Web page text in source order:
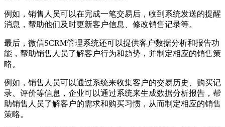
例如，销售人员可以在完成一笔交易后，收到系统发送的提醒
消息，帮助他们及时更新客户信息、修改销售记录等。
最后，微信SCRM管理系统还可以提供客户数据分析和报告功
能，帮助销售人员了解客户行为和趋势，并制定相应的销售策
略。
例如，销售人员可以通过系统来收集客户的交易历史、购买记
录、评价等信息，企业可以通过系统来生成数据分析报告，帮
助销售人员了解客户的需求和购买习惯，从而制定相应的销售
策略。